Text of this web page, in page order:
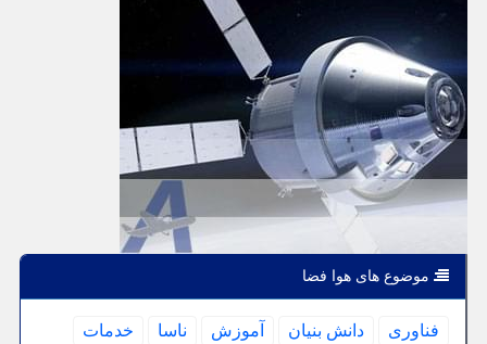
موضوع های هوا فضا
فناوری دانش بنیان آموزش ناسا
خدمات